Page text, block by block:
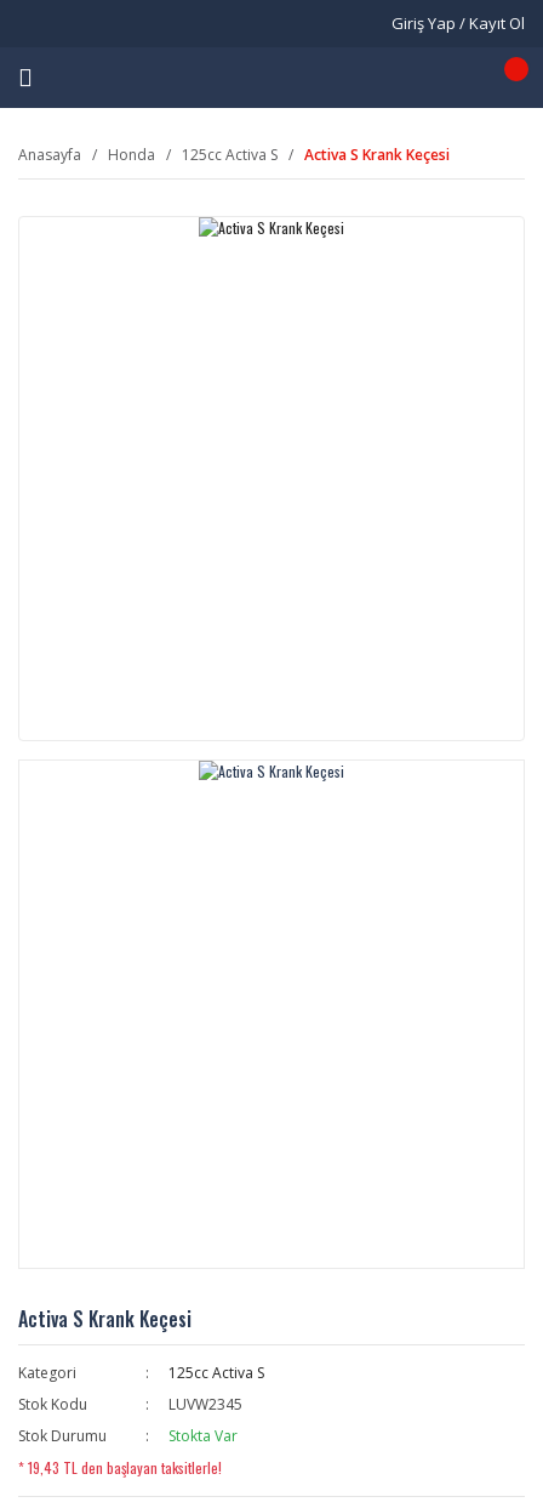
Giriş Yap / Kayıt Ol
Anasayfa Honda 125cc Activa S Activa S Krank Keçesi
Activa S Krank Keçesi
Kategori
125cc Activa S
Stok Kodu
LUVW2345
Stok Durumu
Stokta Var
* 19,43 TL den başlayan taksitlerle!